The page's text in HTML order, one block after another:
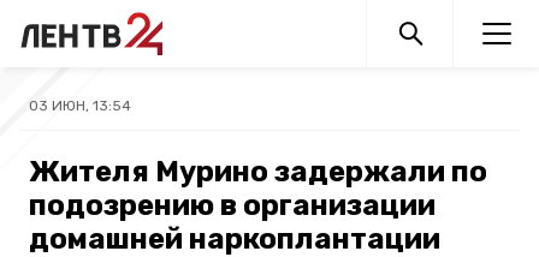
03 ИЮН, 13:54
Жителя Мурино задержали по
подозрению в организации
домашней наркоплантации